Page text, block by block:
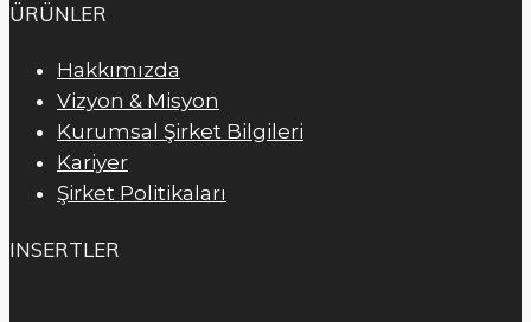
ÜRÜNLER
Hakkımızda
Vizyon & Misyon
Kurumsal Şirket Bilgileri
Kariyer
Şirket Politikaları
INSERTLER